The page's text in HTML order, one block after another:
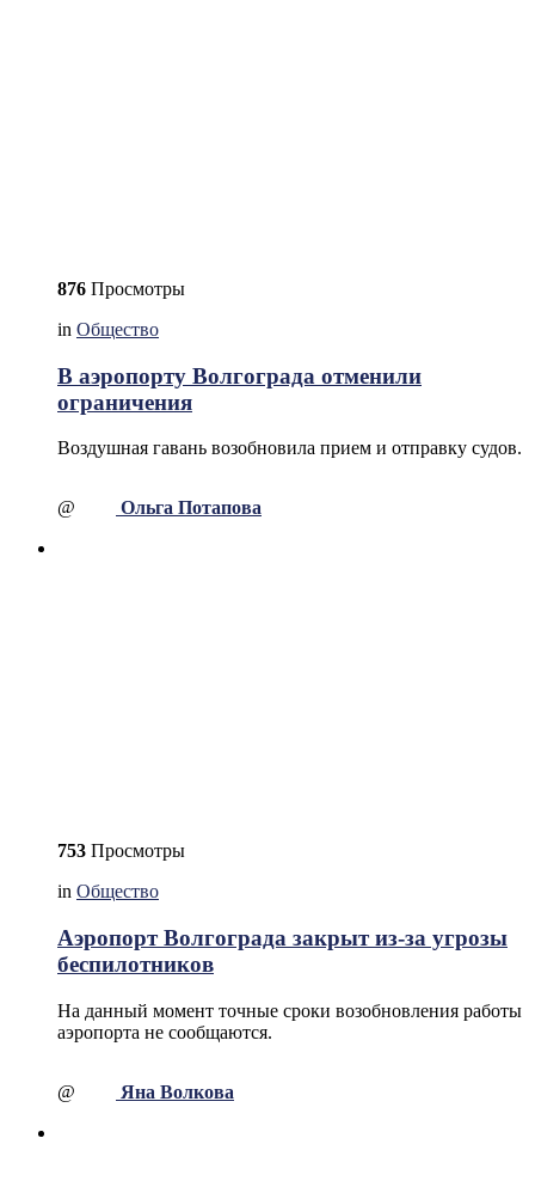
876 Просмотры
in Общество
В аэропорту Волгограда отменили
ограничения
Воздушная гавань возобновила прием и отправку судов.
@ Ольга Потапова
753 Просмотры
in Общество
Аэропорт Волгограда закрыт из-за угрозы
беспилотников
На данный момент точные сроки возобновления работы
аэропорта не сообщаются.
@ Яна Волкова